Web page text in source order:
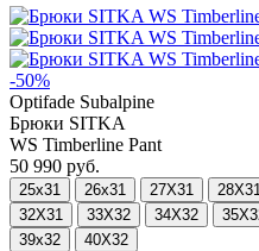
-50%
Optifade Subalpine
Брюки SITKA
WS Timberline Pant
50 990 руб.
25x31 26x31 27X31
32X31
33X32 34X32
39x32
40X32